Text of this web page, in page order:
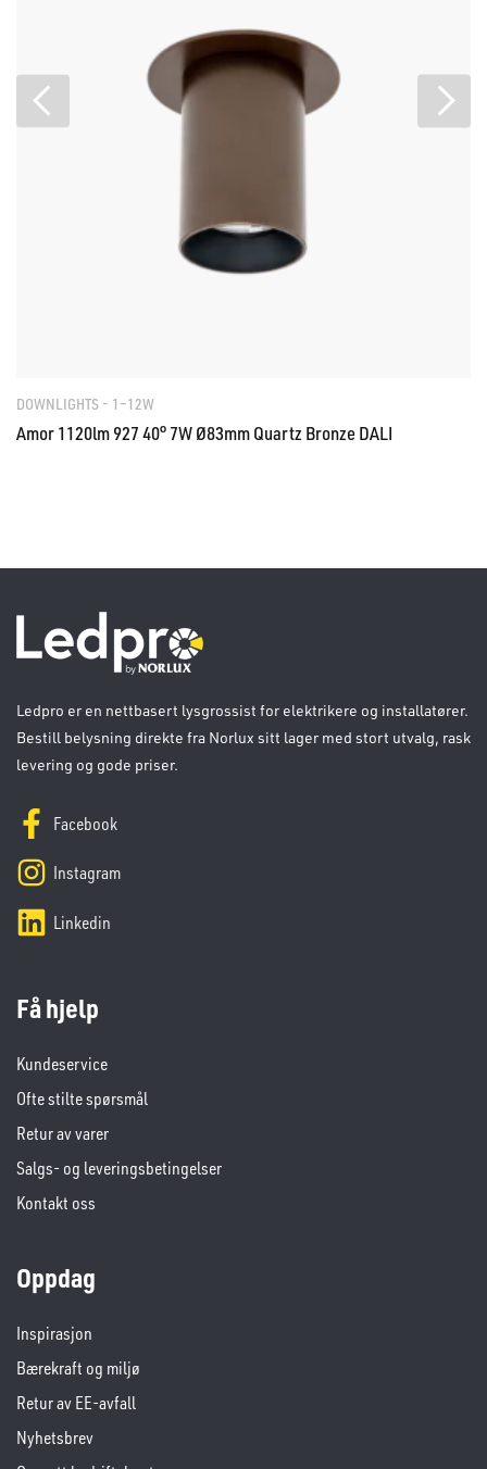
DOWNLIGHTS - 1–12W
Amor 1120lm 927 40° 7W Ø83mm Quartz Bronze DALI
Ledpro er en nettbasert lysgrossist for elektrikere og installatører.
Bestill belysning direkte fra Norlux sitt lager med stort utvalg, rask
levering og gode priser.
Facebook
Instagram
Linkedin
Få hjelp
Kundeservice
Ofte stilte spørsmål
Retur av varer
Salgs- og leveringsbetingelser
Kontakt oss
Oppdag
Inspirasjon
Bærekraft og miljø
Retur av EE-avfall
Nyhetsbrev